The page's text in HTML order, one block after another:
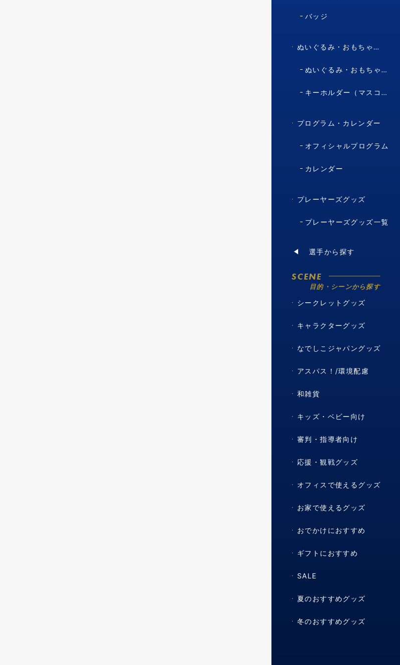
バッジ
ぬいぐるみ・おもちゃ・マスコット・キャラクター
ぬいぐるみ・おもちゃ（マスコット・キャラクター）
キーホルダー（マスコット・キャラクター）
プログラム・カレンダー
オフィシャルプログラム
カレンダー
プレーヤーズグッズ
プレーヤーズグッズ一覧
選手から探す
SCENE
目的・シーンから探す
シークレットグッズ
キャラクターグッズ
なでしこジャパングッズ
アスパス！/環境配慮
和雑貨
キッズ・ベビー向け
審判・指導者向け
応援・観戦グッズ
オフィスで使えるグッズ
お家で使えるグッズ
おでかけにおすすめ
ギフトにおすすめ
SALE
夏のおすすめグッズ
冬のおすすめグッズ